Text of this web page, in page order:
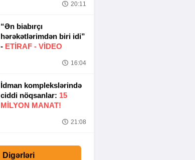
20:11
“Ən biabırçı
hərəkətlərimdən biri idi”
- ETIRAF - VİDEO
16:04
İdman komplekslərində
ciddi nöqsanlar: 15
MILYON MANAT!
21:08
Digərləri